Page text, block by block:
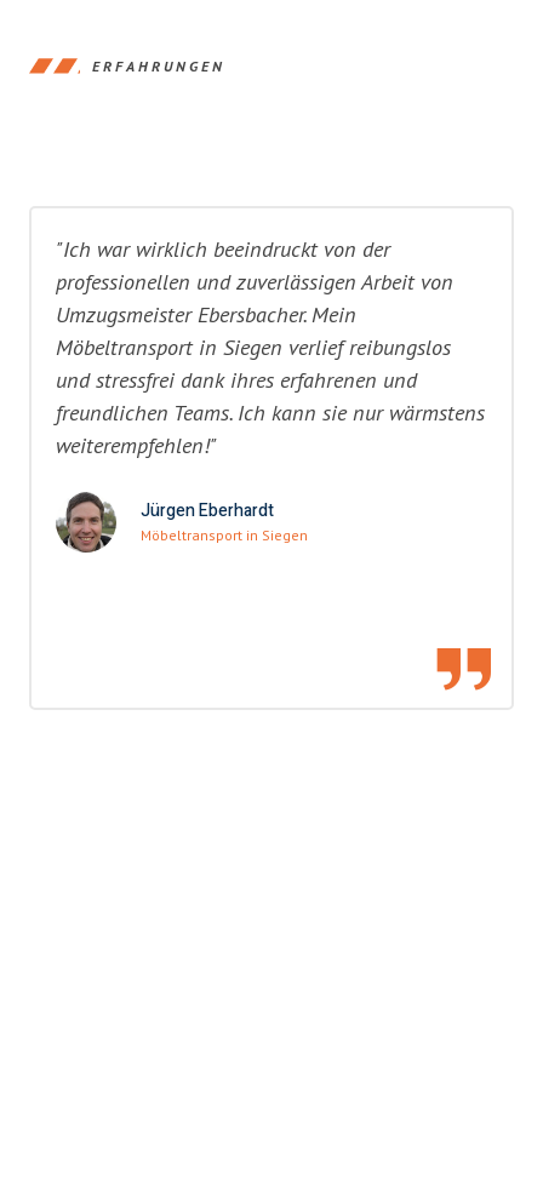
ERFAHRUNGEN
"Ich war wirklich beeindruckt von der
professionellen und zuverlässigen Arbeit von
Umzugsmeister Ebersbacher. Mein
Möbeltransport in Siegen verlief reibungslos
und stressfrei dank ihres erfahrenen und
freundlichen Teams. Ich kann sie nur wärmstens
weiterempfehlen!"
Jürgen Eberhardt
Möbeltransport in Siegen